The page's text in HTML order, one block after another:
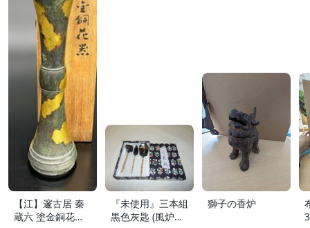
【江】邃古居 秦
蔵六 塗金銅花器
『未使用』三本組
黒色灰匙 (風炉用)
獅子の香炉